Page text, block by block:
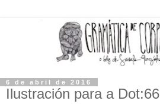
6 de abril de 2016
Ilustración para a Dot:66